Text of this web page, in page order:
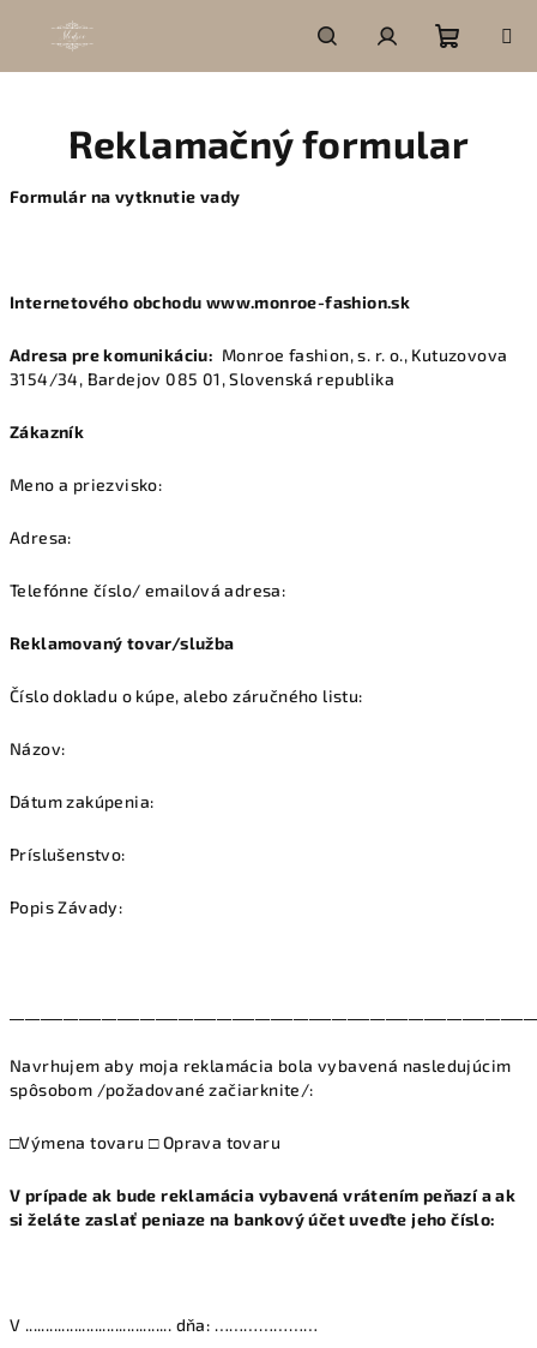
HľadaťPrihlásenie
košík
Reklamačný formular
Formulár na vytknutie vady
Internetového obchodu www.monroe-fashion.sk
Adresa pre komunikáciu: Monroe fashion, s. r. o., Kutuzovova
3154/34, Bardejov 085 01, Slovenská republika
Zákazník
Meno a priezvisko:
Adresa:
Telefónne číslo/ emailová adresa:
Reklamovaný tovar/služba
Číslo dokladu o kúpe, alebo záručného listu:
Názov:
Dátum zakúpenia:
Príslušenstvo:
Popis Závady:
Navrhujem aby moja reklamácia bola vybavená nasledujúcim
spôsobom /požadované začiarknite/:
□Výmena tovaru □ Oprava tovaru
V prípade ak bude reklamácia vybavená vrátením peňazí a ak
si želáte zaslať peniaze na bankový účet uveďte jeho číslo:
V .................................... dňa: …………………